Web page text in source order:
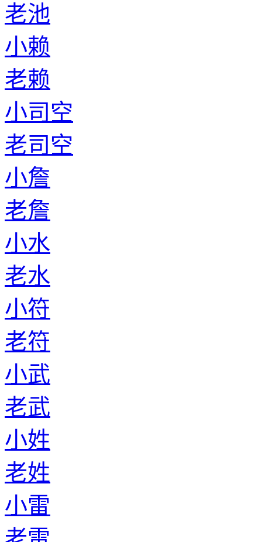
老池
小赖
老赖
小司空
老司空
小詹
老詹
小水
老水
小符
老符
小武
老武
小姓
老姓
小雷